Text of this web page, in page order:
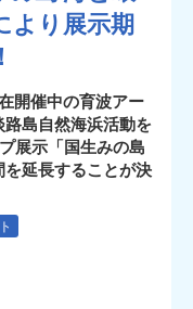
より展示期
開催中の育波アー
路島自然海浜活動を
展示「国生みの島
延長することが決